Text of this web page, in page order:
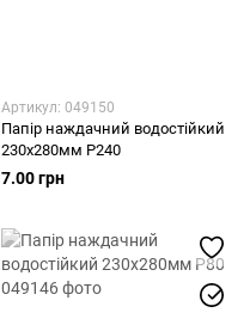
Артикул: 049150
Папір наждачний водостійкий
230х280мм Р240
7.00 грн